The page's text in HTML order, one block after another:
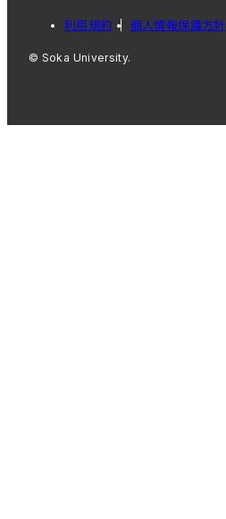
利用規約 個人情報保護方針
© Soka University.